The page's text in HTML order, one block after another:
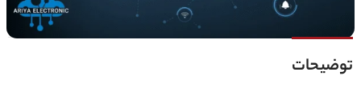
توضیحات